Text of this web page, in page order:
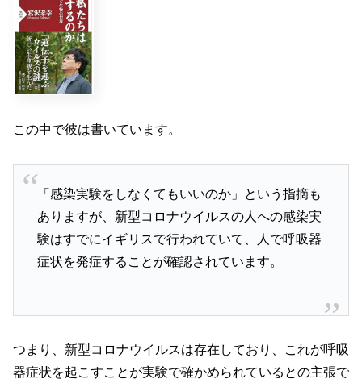
この中で彼は書いています。
「感染実験をしなくてもいいのか」という指摘も
ありますが、新型コロナウイルスの人への感染実
験はすでにイギリスで行われていて、人で呼吸器
症状を発症することが確認されています。
つまり、新型コロナウイルスは存在しており、これが呼吸
器症状を起こすことが実験で確かめられているとの主張で